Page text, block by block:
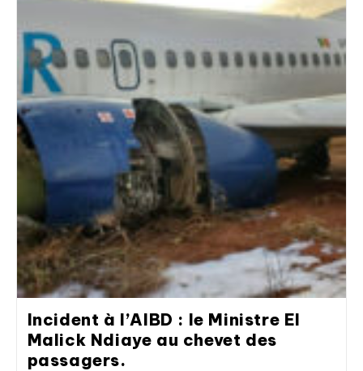
Incident à l’AIBD : le Ministre El
Malick Ndiaye au chevet des
passagers.